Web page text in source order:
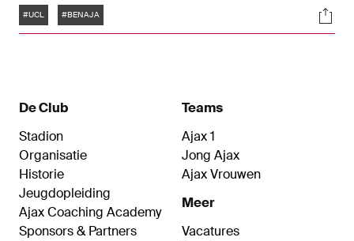
op Portugese bodem.
Tags
#UCL #BENAJA
De Club
Stadion
Organisatie
Historie
Jeugdopleiding
Ajax Coaching Academy
Sponsors & Partners
Teams
Ajax 1
Jong Ajax
Ajax Vrouwen
Meer
Vacatures